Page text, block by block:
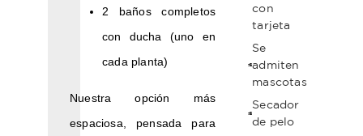
2 baños completos
con ducha (uno en
cada planta)
Nuestra opción más
espaciosa, pensada para
con
tarjeta
Se
admiten
mascotas
Secador
de pelo